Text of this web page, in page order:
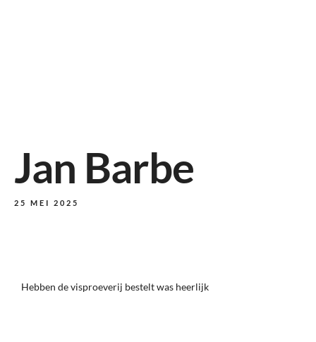
Jan Barbe
25 MEI 2025
Hebben de visproeverij bestelt was heerlijk